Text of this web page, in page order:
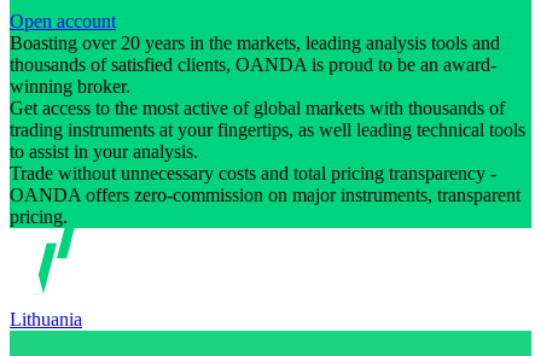
Open account
Boasting over 20 years in the markets, leading analysis tools and
thousands of satisfied clients, OANDA is proud to be an award-
winning broker.
Get access to the most active of global markets with thousands of
trading instruments at your fingertips, as well leading technical tools
to assist in your analysis.
Trade without unnecessary costs and total pricing transparency -
OANDA offers zero-commission on major instruments, transparent
pricing.
Lithuania